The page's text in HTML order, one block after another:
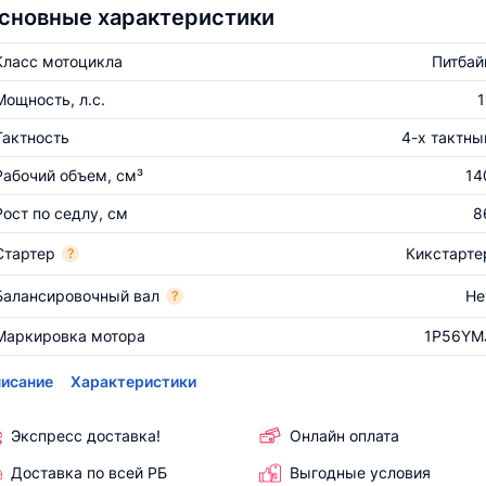
характеристики
мотоцикла
л.с.
4-х
объем, см³
по седлу, см
?
вал ?
мотора
Характеристики
Экспресс доставка!
Онлайн оплата
Доставка по всей РБ
Выгодные условия